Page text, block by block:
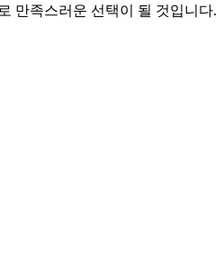
만족스러운 선택이 될 것입니다.